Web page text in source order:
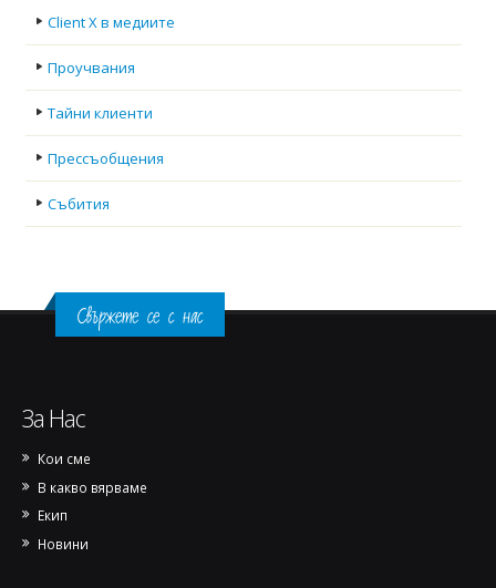
Client X в медиите
Проучвания
Тайни клиенти
Прессъобщения
Събития
Свържете се с нас
За Нас
Кои сме
В какво вярваме
Екип
Новини